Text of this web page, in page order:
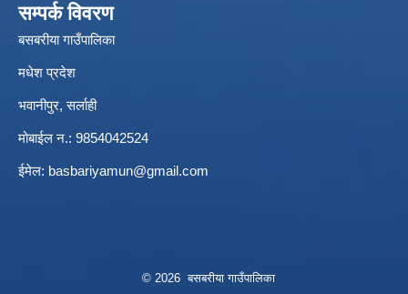
सम्पर्क विवरण
बसबरीया गाउँपालिका
मधेश प्रदेश
भवानीपुर, सर्लाही
मोबाईल न.: 9854042524
ईमेल: basbariyamun@gmail.com
© 2026 बसबरीया गाउँपालिका